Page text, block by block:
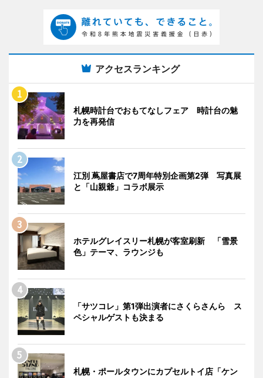
アクセスランキング
札幌時計台でおもてなしフェア 時計台の魅
力を再発信
江別 蔦屋書店で7周年特別企画第2弾 写真展
と「山親爺」コラボ展示
ホテルグレイスリー札幌が客室刷新 「雪景
色」テーマ、ラウンジも
「サツコレ」第1弾出演者にさくらさんら ス
ペシャルゲストも決まる
札幌・ポールタウンにカプセルトイ店「ケン